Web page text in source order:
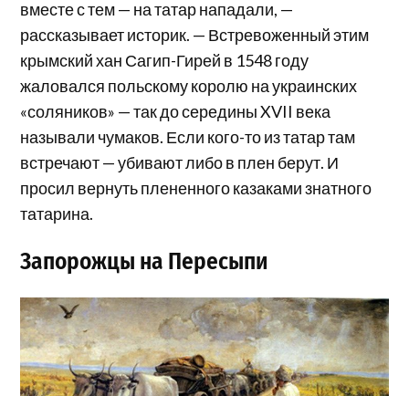
вместе с тем — на татар нападали, —
рассказывает историк. — Встревоженный этим
крымский хан Сагип-Гирей в 1548 году
жаловался польскому королю на украинских
«соляников» — так до середины XVII века
называли чумаков. Если кого-то из татар там
встречают — убивают либо в плен берут. И
просил вернуть плененного казаками знатного
татарина.
Запорожцы на Пересыпи